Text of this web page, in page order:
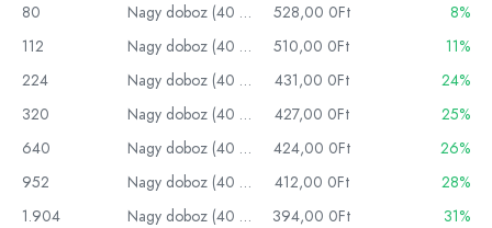
80
Nagy doboz (40 db) 528,00 0Ft
8%
112
Nagy doboz (40 db) 510,00 0Ft
11%
224
Nagy doboz (40 db) 431,00 0Ft
24%
320
Nagy doboz (40 db) 427,00 0Ft
25%
640
Nagy doboz (40 db) 424,00 0Ft
26%
952
Nagy doboz (40 db) 412,00 0Ft
28%
1.904
Nagy doboz (40 db) 394,00 0Ft
31%